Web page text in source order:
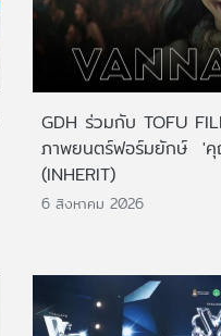
GDH ร่วมกับ TOFU
ภาพยนตร์ฟอร์มยักษ์ 'คุ
(INHERIT)
6 สิงหาคม 2026